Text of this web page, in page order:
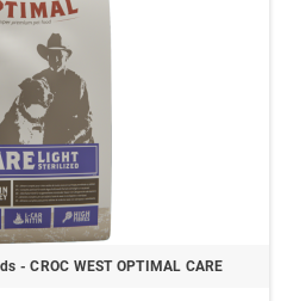
- CROC WEST OPTIMAL CARE